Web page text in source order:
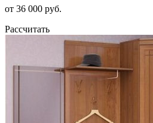
от 36 000 руб.
Рассчитать